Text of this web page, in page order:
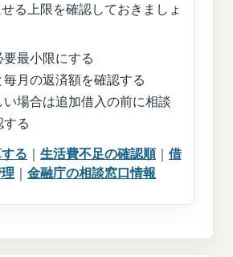
る上限を確認しておきましょ
最小限にする
月の返済額を確認する
場合は追加借入の前に相談
する
る ｜ 生活費不足の確認順｜ 借
｜ 金融庁の相談窓口情報